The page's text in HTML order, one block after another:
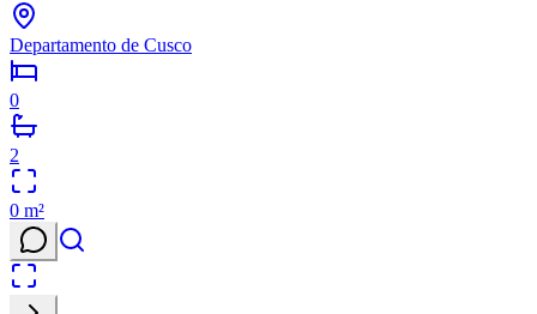
Departamento de Cusco
0
2
0 m²